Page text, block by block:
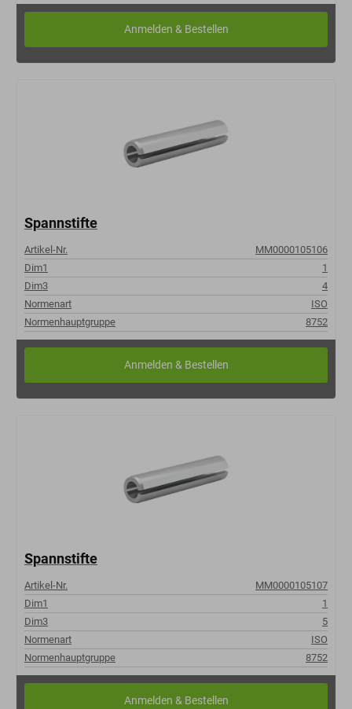
Spannstifte
Artikel-Nr.
MM0000105106
Dim1
1
Dim3
4
Normenart
ISO
Normenhauptgruppe
8752
Spannstifte
Artikel-Nr.
MM0000105107
Dim1
1
Dim3
5
Normenart
ISO
Normenhauptgruppe
8752